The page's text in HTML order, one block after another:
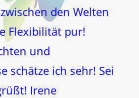
den Welten
Flexibilität pur!
und
schätze ich sehr! Sei
Irene